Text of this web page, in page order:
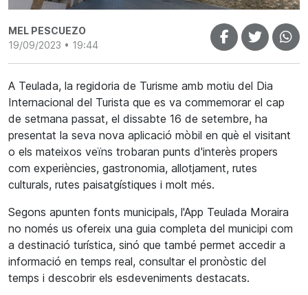
MEL PESCUEZO
19/09/2023 • 19:44
A Teulada, la regidoria de Turisme amb motiu del Dia
Internacional del Turista que es va commemorar el cap
de setmana passat, el dissabte 16 de setembre, ha
presentat la seva nova aplicació mòbil en què el visitant
o els mateixos veïns trobaran punts d'interès propers
com experiències, gastronomia, allotjament, rutes
culturals, rutes paisatgístiques i molt més.
Segons apunten fonts municipals, l'App Teulada Moraira
no només us ofereix una guia completa del municipi com
a destinació turística, sinó que també permet accedir a
informació en temps real, consultar el pronòstic del
temps i descobrir els esdeveniments destacats.